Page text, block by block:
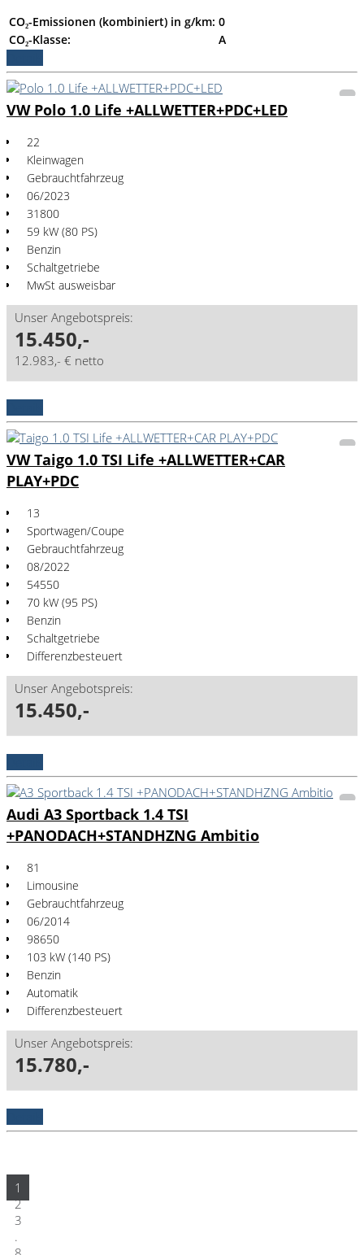
CO₂-Emissionen (kombiniert) in g/km: 0
CO₂-Klasse:
A
VW Polo 1.0 Life +ALLWETTER+PDC+LED
22
Kleinwagen
Gebrauchtfahrzeug
06/2023
31800
59 kW (80 PS)
Benzin
Schaltgetriebe
MwSt ausweisbar
Unser Angebotspreis:
15.450,-
12.983,- € netto
VW Taigo 1.0 TSI Life +ALLWETTER+CAR
PLAY+PDC
13
Sportwagen/Coupe
Gebrauchtfahrzeug
08/2022
54550
70 kW (95 PS)
Benzin
Schaltgetriebe
Differenzbesteuert
Unser Angebotspreis:
15.450,-
Audi A3 Sportback 1.4 TSI
+PANODACH+STANDHZNG Ambitio
81
Limousine
Gebrauchtfahrzeug
06/2014
98650
103 kW (140 PS)
Benzin
Automatik
Differenzbesteuert
Unser Angebotspreis:
15.780,-
1
2
3
.